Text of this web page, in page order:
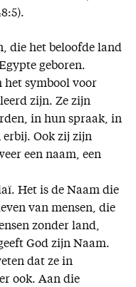
die het beloofde land
geboren.
het symbool voor
zijn. Ze zijn
in hun spraak, in
erbij. Ook zij zijn
een naam, een
Het is de Naam die
van mensen, die
zonder land,
God zijn Naam.
dat ze in
ook. Aan die